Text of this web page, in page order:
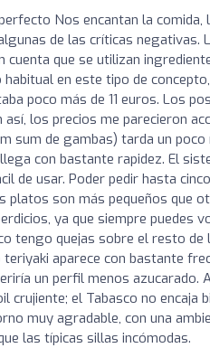
Nos encantan la
de las críticas negativas.
cuenta que se utilizan
en este tipo de
poco más de 11 euros. Los
los precios me parecieron
sum de gambas) tarda un
con bastante rapidez. El
de usar. Poder pedir hasta
son más pequeños que
ya que siempre puedes
tengo quejas sobre el resto
aparece con bastante
un perfil menos azucarado.
crujiente; el Tabasco no encaja
muy agradable, con una
las típicas sillas incómodas.